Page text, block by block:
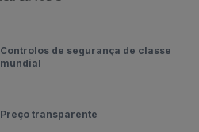
Controlos de segurança de classe
mundial
Preço transparente